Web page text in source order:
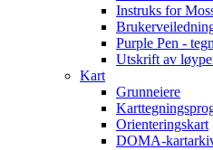
Instruks for
Purple Pen -
Utskrift av
Kart
Grunneiere
Orienteringskart
DOMA-